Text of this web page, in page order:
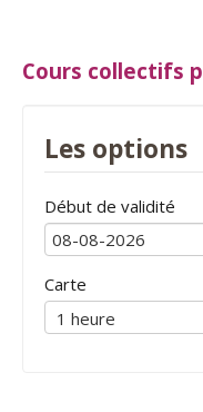
Cours collectifs
Les options
Début de validité
Carte